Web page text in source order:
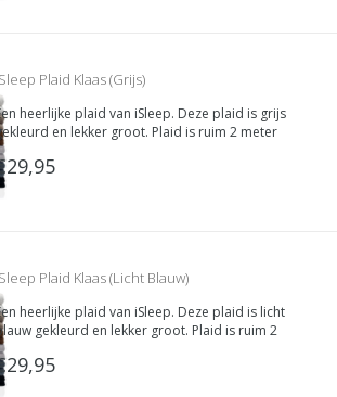
Plaid Klaas (Grijs)
heerlijke plaid van iSleep. Deze plaid is grijs
en lekker groot. Plaid is ruim 2 meter
waardoor je jezelf van top tot teen kunt
met deze heerlijk zachte deken. De
is van super zachte Teddy stof.
Plaid Klaas (Licht Blauw)
heerlijke plaid van iSleep. Deze plaid is licht
gekleurd en lekker groot. Plaid is ruim 2
lang waardoor je jezelf van top tot teen
bedekken met deze heerlijk zachte deken.
binnenkant is van super zachte Teddy stof.